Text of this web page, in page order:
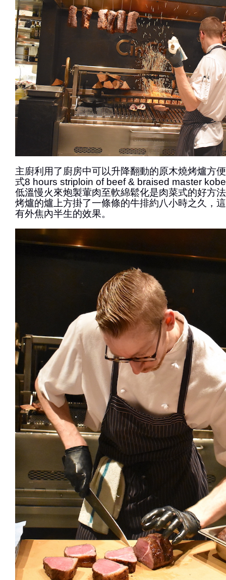
主廚利用了廚房中可以升降翻動的原木燒烤爐方
式8 hours striploin of beef & braised master
低溫慢火來炮製葷肉至軟綿鬆化是肉菜式的好方
烤爐的爐上方掛了一條條的牛排約八小時之久，
有外焦內半生的效果。